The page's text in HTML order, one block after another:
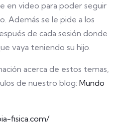
en video para poder seguir
Además se le pide a los
de cada sesión donde
vaya teniendo su hijo.
acerca de estos temas,
de nuestro blog: Mundo
fisica.com/